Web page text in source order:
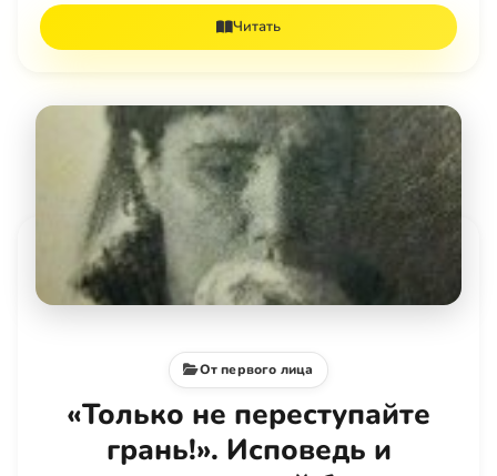
Читать
От первого лица
«Только не переступайте
грань!». Исповедь и